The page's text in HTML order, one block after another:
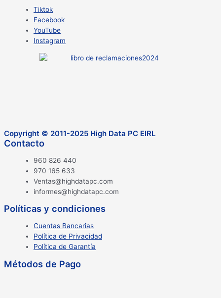
Tiktok
Facebook
YouTube
Instagram
Copyright © 2011-2025 High Data PC EIRL
Contacto
960 826 440
970 165 633
Ventas@highdatapc.com
informes@highdatapc.com
Políticas y condiciones
Cuentas Bancarias
Política de Privacidad
Política de Garantía
Métodos de Pago